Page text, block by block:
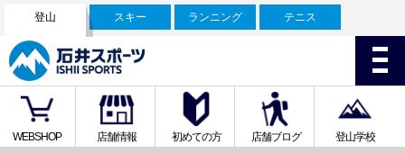
登山 スキー ランニング テニス
WEBSHOP 店舗情報 初めての方 店舗ブログ 登山学校